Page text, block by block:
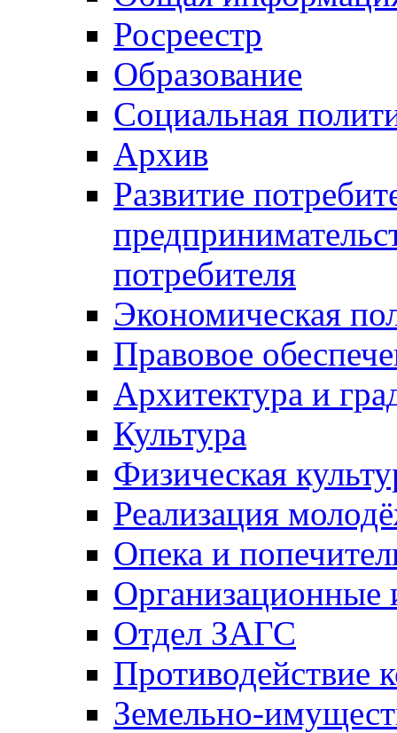
Росреестр
Образование
Социальная
Архив
Развитие
потребителя
Экономическая
Правовое
Архитектура и
Культура
Физическая
Реализация
Опека и
Отдел ЗАГС
Противодействие
Земельно-